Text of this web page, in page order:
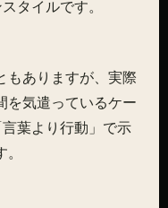
タイルです。
もありますが、実際
を気遣っているケー
葉より行動」で示